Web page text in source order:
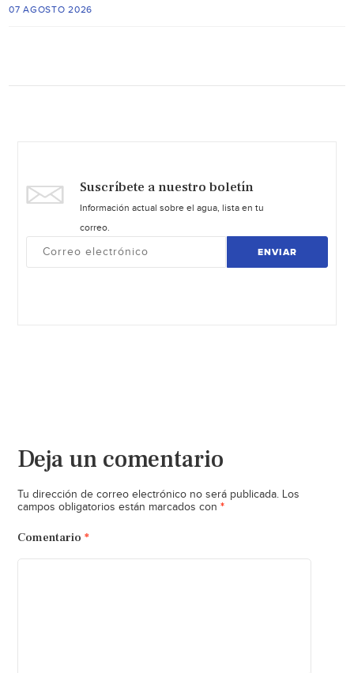
07 AGOSTO 2026
Suscríbete a nuestro boletín
Información actual sobre el agua, lista en tu
correo.
ENVIAR
Deja un comentario
Tu dirección de correo electrónico no será publicada. Los
campos obligatorios están marcados con *
Comentario *